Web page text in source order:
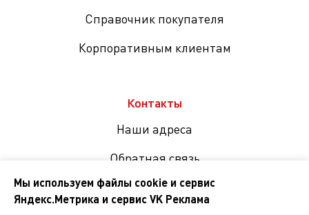
Справочник покупателя
Корпоративным клиентам
Контакты
Наши адреса
Обратная связь
Мы используем файлы cookie и сервис
Яндекс.Метрика и сервис VK Реклама